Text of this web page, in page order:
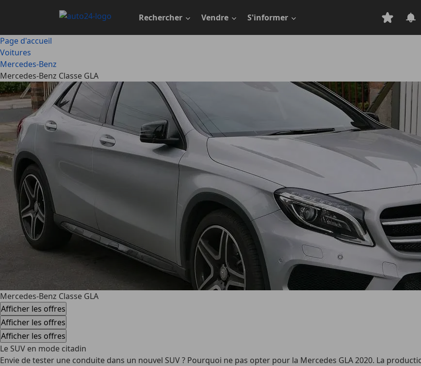
principal
Rechercher Vendre S'informer
Page d'accueil
Voitures
Mercedes-Benz
Mercedes-Benz Classe GLA
Mercedes-Benz Classe GLA
Afficher les offres
Afficher les offres
Afficher les offres
Le SUV en mode citadin
Envie de tester une conduite dans un nouvel SUV ? Pourquoi ne pas opter pour la Mercedes GLA 2020. La